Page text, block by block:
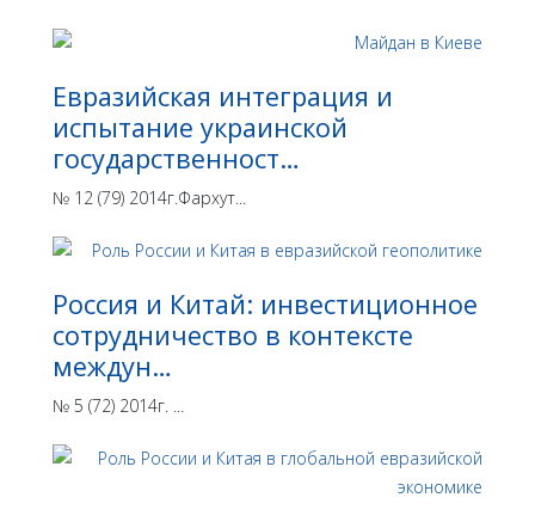
Евразийская интеграция и
испытание украинской
государственност…
№ 12 (79) 2014г.Фархут...
Россия и Китай: инвестиционное
сотрудничество в контексте
междун…
№ 5 (72) 2014г. ...